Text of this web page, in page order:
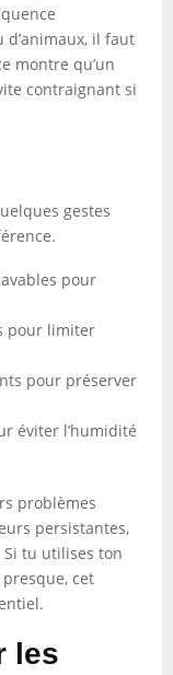
d’animaux, il faut
montre qu’un
contraignant si
gestes
pour
pour limiter
pour préserver
éviter l’humidité
problèmes
persistantes,
tu utilises ton
cet
les